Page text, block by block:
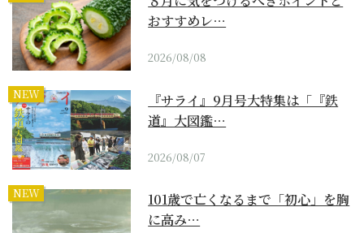
おすすめレ…
2026/08/08
NEW
『サライ』9月号大特集は「『鉄
道』大図鑑…
2026/08/07
NEW
101歳で亡くなるまで「初心」を胸
に高み…